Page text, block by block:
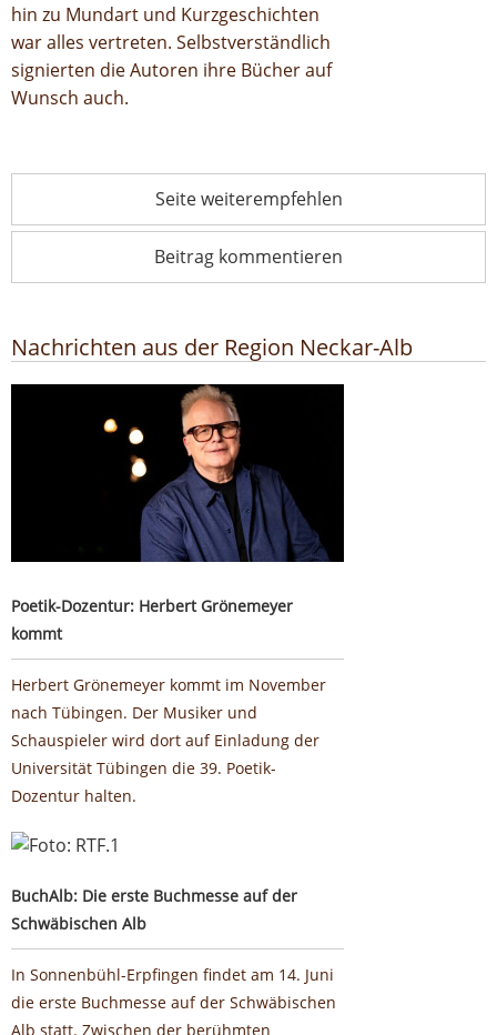
hin zu Mundart und Kurzgeschichten
war alles vertreten. Selbstverständlich
signierten die Autoren ihre Bücher auf
Wunsch auch.
Seite weiterempfehlen
Beitrag kommentieren
Nachrichten aus der Region Neckar-Alb
Poetik-Dozentur: Herbert Grönemeyer kommt
Poetik-Dozentur: Herbert Grönemeyer
kommt
Herbert Grönemeyer kommt im November
nach Tübingen. Der Musiker und
Schauspieler wird dort auf Einladung der
Universität Tübingen die 39. Poetik-
Dozentur halten.
BuchAlb: Die erste Buchmesse auf der Schwäbischen Alb
BuchAlb: Die erste Buchmesse auf der
Schwäbischen Alb
In Sonnenbühl-Erpfingen findet am 14. Juni
die erste Buchmesse auf der Schwäbischen
Alb statt. Zwischen der berühmten